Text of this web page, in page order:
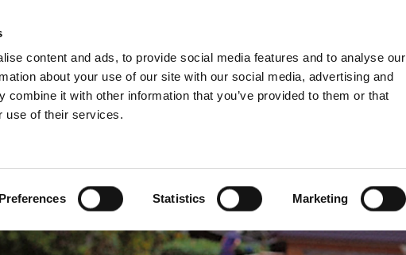
content and ads, to provide social media features and to analyse our
about your use of our site with our social media, advertising and
combine it with other information that you’ve provided to them or that
use of their services.
Preferences Statistics Marketing
Dánsko
Nórsko
Pre profesionálov